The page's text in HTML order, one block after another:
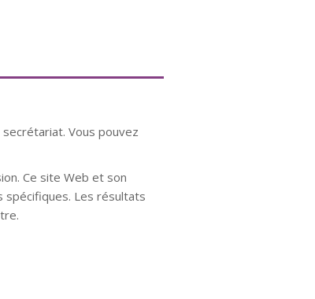
secrétariat. Vous pouvez
Ce site Web et son
Les résultats